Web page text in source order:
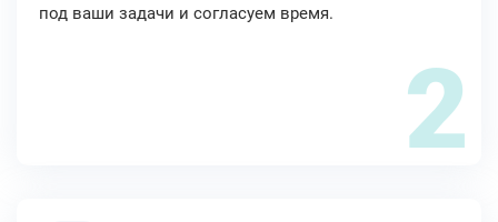
под ваши задачи и согласуем время.
2